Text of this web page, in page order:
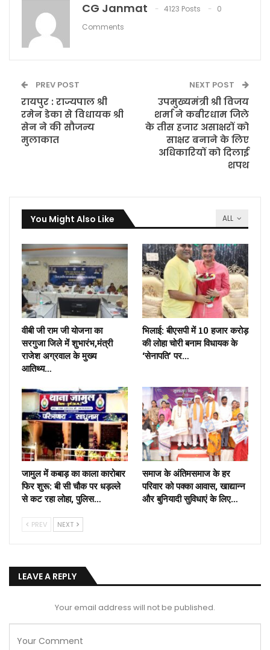
CG Janmat 4123 Posts
0
Comments
PREV POST
रायपुर : राज्यपाल श्री
रमेन डेका से विधायक श्री
सेन ने की सौजन्य
मुलाकात
NEXT POST
उपमुख्यमंत्री श्री विजय
शर्मा ने कबीरधाम जिले
के तीस हजार असाक्षरों को
साक्षर बनाने के लिए
अधिकारियों को दिलाई
शपथ
ALL
You Might Also Like
वीबी जी राम जी योजना का
सरगुजा जिले में शुभारंभ,मंत्री
राजेश अग्रवाल के मुख्य
आतिथ्य…
भिलाई: बीएसपी में 10 हजार करोड़
की लोहा चोरी बनाम विधायक के
‘सेनापति’ पर…
जामुल में कबाड़ का काला कारोबार
फिर शुरू: बी सी चौक पर धड़ल्ले
से कट रहा लोहा, पुलिस…
समाज के अंतिमसमाज के हर
परिवार को पक्का आवास, खाद्यान्न
और बुनियादी सुविधाएं के लिए…
PREV NEXT
LEAVE A REPLY
Your email address will not be published.